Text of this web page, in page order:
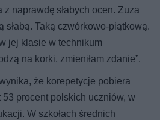
naprawdę słabych ocen. Zuza
słabą. Taką czwórkowo-piątkową.
jej klasie w technikum
na korki, zmieniłam zdanie”.
że korepetycje pobiera
procent polskich uczniów, w
W szkołach średnich